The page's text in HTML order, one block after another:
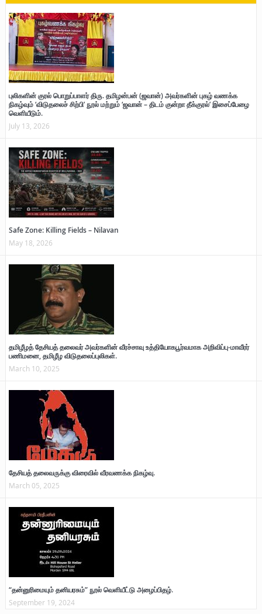
புலிகளின் குரல் பொறுப்பாளர் திரு. தமிழன்பன் (ஜவான்) அவர்களின் புகழ் வணக்க
நிகழ்வும் ‘விடுதலைச் சிற்பி’ நூல் மற்றும் ‘ஜவான் – திடம் குன்றா தீக்குரல்’ இசைப்பேழை
வெளியீடும்.
July 13, 2026
Safe Zone: Killing Fields – Nilavan
May 18, 2026
தமிழீழத் தேசியத் தலைவர் அவர்களின் வீரச்சாவு உத்தியோகபூர்வமாக அறிவிப்பு-மாவீரர்
பணிமனை, தமிழீழ விடுதலைப்புலிகள்.
March 10, 2025
தேசியத் தலைவருக்கு விரைவில் வீரவணக்க நிகழ்வு.
March 05, 2025
“தன்னுரிமையும் தனியரசும்” நூல் வெளியீட்டு அழைப்பிதழ்.
September 19, 2024